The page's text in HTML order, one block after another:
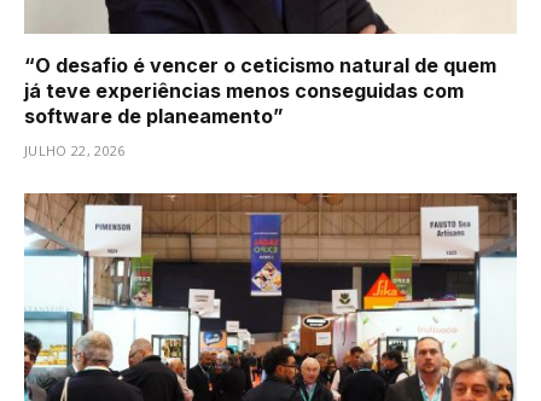
“O desafio é vencer o ceticismo natural de quem
já teve experiências menos conseguidas com
software de planeamento”
JULHO 22, 2026